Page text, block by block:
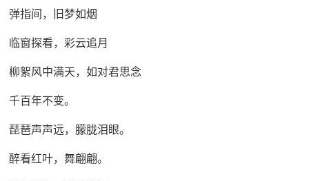
弹指间，旧梦如烟
临窗探看，彩云追月
柳絮风中满天，如对君思念
千百年不变。
琵琶声声远，朦胧泪眼。
醉看红叶，舞翩翩。